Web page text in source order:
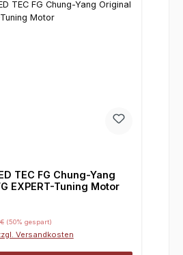
TEC FG Chung-Yang
EXPERT-Tuning Motor
(50% gespart)
Versandkosten